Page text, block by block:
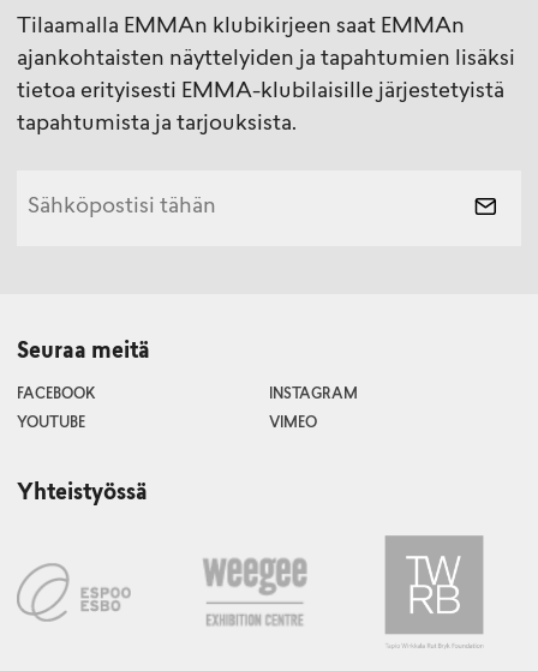
Tilaamalla EMMAn klubikirjeen saat EMMAn
ajankohtaisten näyttelyiden ja tapahtumien lisäksi
tietoa erityisesti EMMA-klubilaisille järjestetyistä
tapahtumista ja tarjouksista.
Seuraa meitä
FACEBOOK
INSTAGRAM
YOUTUBE
VIMEO
Yhteistyössä